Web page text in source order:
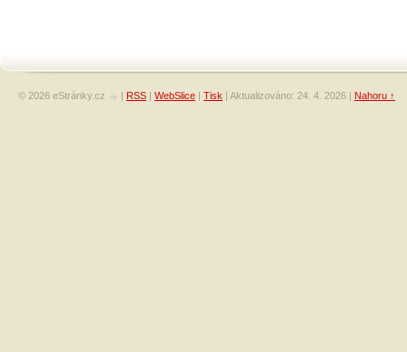
© 2026 eStránky.cz | RSS | WebSlice | Tisk | Aktualizováno: 24. 4. 2026 | Nahoru ↑